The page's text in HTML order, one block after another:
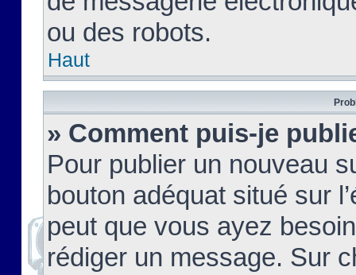
ou des robots.
Haut
» Comment puis-je
Pour publier un nouveau
bouton adéquat situé sur
peut que vous ayez
rédiger un message. Sur